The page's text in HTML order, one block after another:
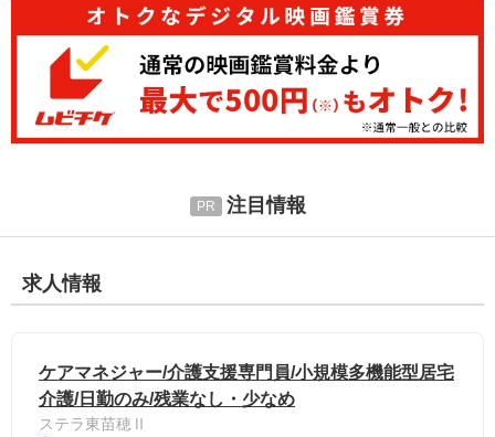
注目情報
求人情報
ケアマネジャー/介護支援専門員/小規模多機能型居宅
介護/日勤のみ/残業なし・少なめ
ステラ東苗穂Ⅱ